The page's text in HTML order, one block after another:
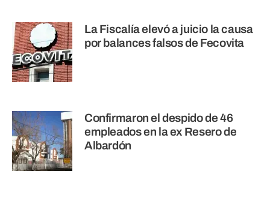
La Fiscalía elevó a juicio la causa
por balances falsos de Fecovita
Confirmaron el despido de 46
empleados en la ex Resero de
Albardón